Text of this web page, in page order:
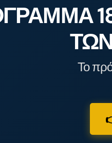
Το